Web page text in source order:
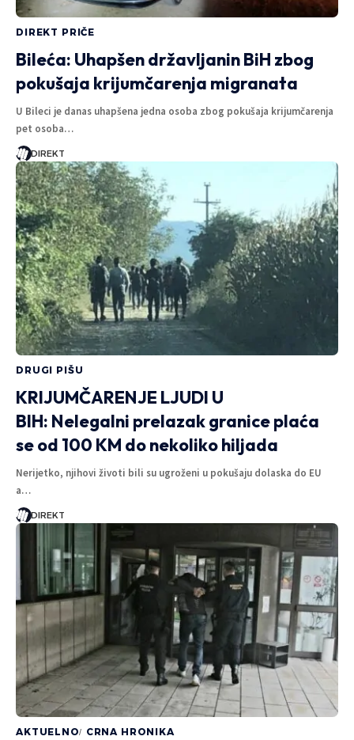
DIREKT PRIČE
Bileća: Uhapšen državljanin BiH zbog
pokušaja krijumčarenja migranata
U Bileci je danas uhapšena jedna osoba zbog pokušaja krijumčarenja
pet osoba…
DIREKT
DRUGI PIŠU
KRIJUMČARENJE LJUDI U
BIH: Nelegalni prelazak granice plaća
se od 100 KM do nekoliko hiljada
Nerijetko, njihovi životi bili su ugroženi u pokušaju dolaska do EU
a…
DIREKT
AKTUELNO CRNA HRONIKA